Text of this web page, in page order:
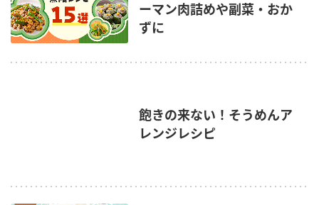
ーマン肉詰めや副菜・おか
ずに
飽きの来ない！そうめんア
レンジレシピ